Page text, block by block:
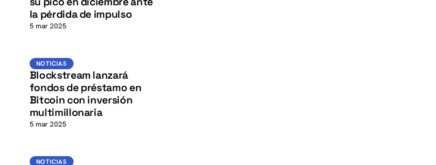
la pérdida de impulso
5 mar 2025
NOTICIAS BTCK
NOTICIAS
Blockstream lanzará
fondos de préstamo en
Bitcoin con inversión
multimillonaria
5 mar 2025
Noticias
NOTICIAS